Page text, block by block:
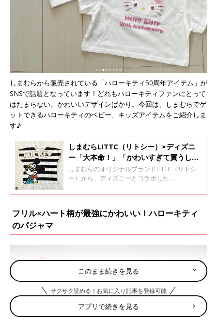
しまむらから販売されている「ハローキティ50周年アイテム」が
SNSで話題となっています！どれもハローキティファンにとって
はたまらない、かわいいデザインばかり。今回は、しまむらでゲ
ットできるハローキティのベビー、キッズアイテムをご紹介しま
す♪
しまむらLITTC（リトシー）×ディズニ
ー「大本命！」「かわいすぎて買うしか
ない」完売必至の派手かわアイテム4選
しまむらのオリジナルブランドLITTC（リトシ
ー）から、ディズニーとコラボした
ョン）」が発売され、SNSで超話題となってい
もらしいデザインが大人気。今回はそのなかで
す♪
フリル×ハート柄が最強にかわいい！ハローキティ
のパジャマ
このまま続きを見る
サクサク読める！お気に入り記事を登録可能
アプリで続きを見る